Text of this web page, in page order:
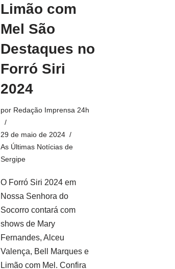
Limão com
Mel São
Destaques no
Forró Siri
2024
por Redação Imprensa 24h
29 de maio de 2024
As Últimas Notícias de
Sergipe
O Forró Siri 2024 em
Nossa Senhora do
Socorro contará com
shows de Mary
Fernandes, Alceu
Valença, Bell Marques e
Limão com Mel. Confira